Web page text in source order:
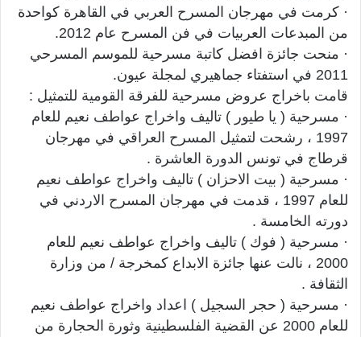
· كرمت في مهرجان المسرح العربي في القاهرة كواحدة
من المبدعات العربيات في فن المسرح عام 2012.
· منحت جائزة افضل كاتبة مسرحية للموسم المسرحي
2011 في استفتاء جماهيري لمجلة عيون.
قامت باخراج عروض مسرحية للفرقة القومية للتمثيل :
· مسرحية ( يا طيور ) تاليف واخراج عواطف نعيم للعام
1997 ، رشحت لتمثيل المسرح العراقي في مهرجان
قرطاج في تونس الدورة العاشرة .
· مسرحية ( بيت الاحزان ) تاليف واخراج عواطف نعيم
للعام 1997 ، قدمت في مهرجان المسرح الاردني في
دورته الخامسة .
· مسرحية ( فوك ) تاليف واخراج عواطف نعيم للعام
2000 ، نالت عنها جائزة الابداع كمخرجة / من وزارة
الثقافة .
· مسرحية ( حجر السجيل ) اعداد واخراج عواطف نعيم
للعام 2000 عن القضية الفلسطينية وثورة الحجارة من